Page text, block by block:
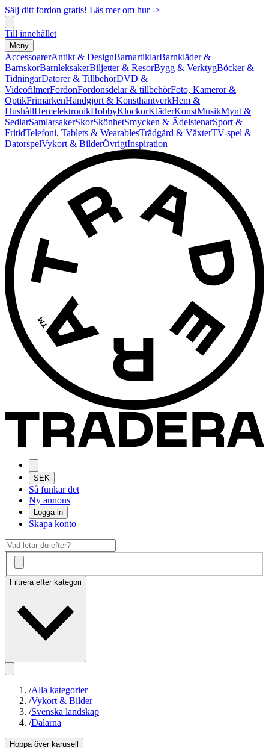
Sälj ditt fordon gratis! Läs mer om hur ->
Till innehållet
Meny
AccessoarerAntikt & DesignBarnartiklarBarnkläder &
BarnskorBarnleksakerBiljetter & ResorBygg & VerktygBöcker &
TidningarDatorer & TillbehörDVD &
VideofilmerFordonFordonsdelar & tillbehörFoto, Kameror &
OptikFrimärkenHandgjort & KonsthantverkHem &
HushållHemelektronikHobbyKlockorKläderKonstMusikMynt &
SedlarSamlarsakerSkorSkönhetSmycken & ÄdelstenarSport &
FritidTelefoni, Tablets & WearablesTrädgård & VäxterTV-spel &
DatorspelVykort & BilderÖvrigtInspiration
SEK
Så funkar det
Ny annons
Logga in
Skapa konto
Filtrera efter kategori
/Alla kategorier
/Vykort & Bilder
/Svenska landskap
/Dalarna
Hoppa över karusell